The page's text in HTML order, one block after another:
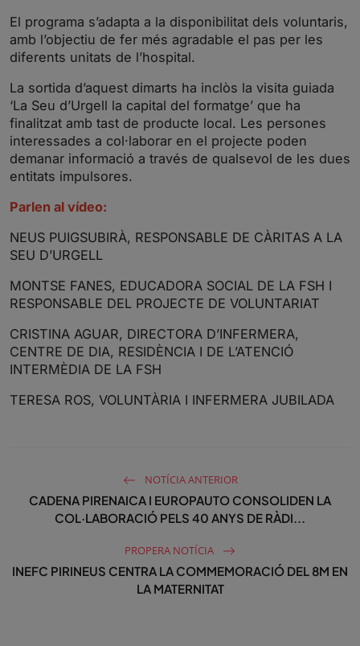
El programa s’adapta a la disponibilitat dels voluntaris,
amb l’objectiu de fer més agradable el pas per les
diferents unitats de l’hospital.
La sortida d’aquest dimarts ha inclòs la visita guiada
‘La Seu d’Urgell la capital del formatge’ que ha
finalitzat amb tast de producte local. Les persones
interessades a col·laborar en el projecte poden
demanar informació a través de qualsevol de les dues
entitats impulsores.
Parlen al vídeo:
NEUS PUIGSUBIRÀ, RESPONSABLE DE CÀRITAS A LA
SEU D’URGELL
MONTSE FANES, EDUCADORA SOCIAL DE LA FSH I
RESPONSABLE DEL PROJECTE DE VOLUNTARIAT
CRISTINA AGUAR, DIRECTORA D’INFERMERA,
CENTRE DE DIA, RESIDÈNCIA I DE L’ATENCIÓ
INTERMÈDIA DE LA FSH
TERESA ROS, VOLUNTÀRIA I INFERMERA JUBILADA
NOTÍCIA ANTERIOR
CADENA PIRENAICA I EUROPAUTO CONSOLIDEN LA
COL·LABORACIÓ PELS 40 ANYS DE RÀDI...
PROPERA NOTÍCIA
INEFC PIRINEUS CENTRA LA COMMEMORACIÓ DEL 8M EN
LA MATERNITAT